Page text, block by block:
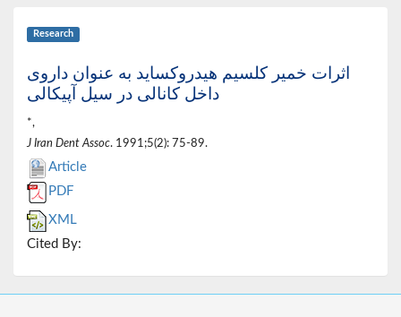
Research
اثرات خمیر کلسیم هیدروکساید به عنوان داروی
داخل کانالی در سیل آپیکالی
*,
J Iran Dent Assoc. 1991;5(2): 75-89.
Article
PDF
XML
Cited By: